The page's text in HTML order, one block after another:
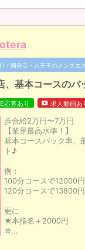
・国分寺・八王子のメンズエ
、基本コースの
応募あり 求人動画あ
歩合給2万円〜7万円
【業界最高水準！】
基本コースバック率、
ト♪
例：
100分コースで12000円
120分コースで13800円
更に
★本指名＋2000円
☆…